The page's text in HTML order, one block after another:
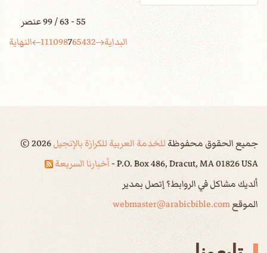
55 - 63 / 99 عنصر
البداية
2
3
4
5
6
7
8
9
10
11 النهاية
جميع الحقوق محفوظةللخدمة العربية للكرازة بالإنجيل ©2026
P.O. Box 486, Dracut, MA 01826 USA - أخبارنا السريعة
ألديك مشاكل في الروابط؟ إتصل بمدير
الموقعwebmaster@arabicbible.com